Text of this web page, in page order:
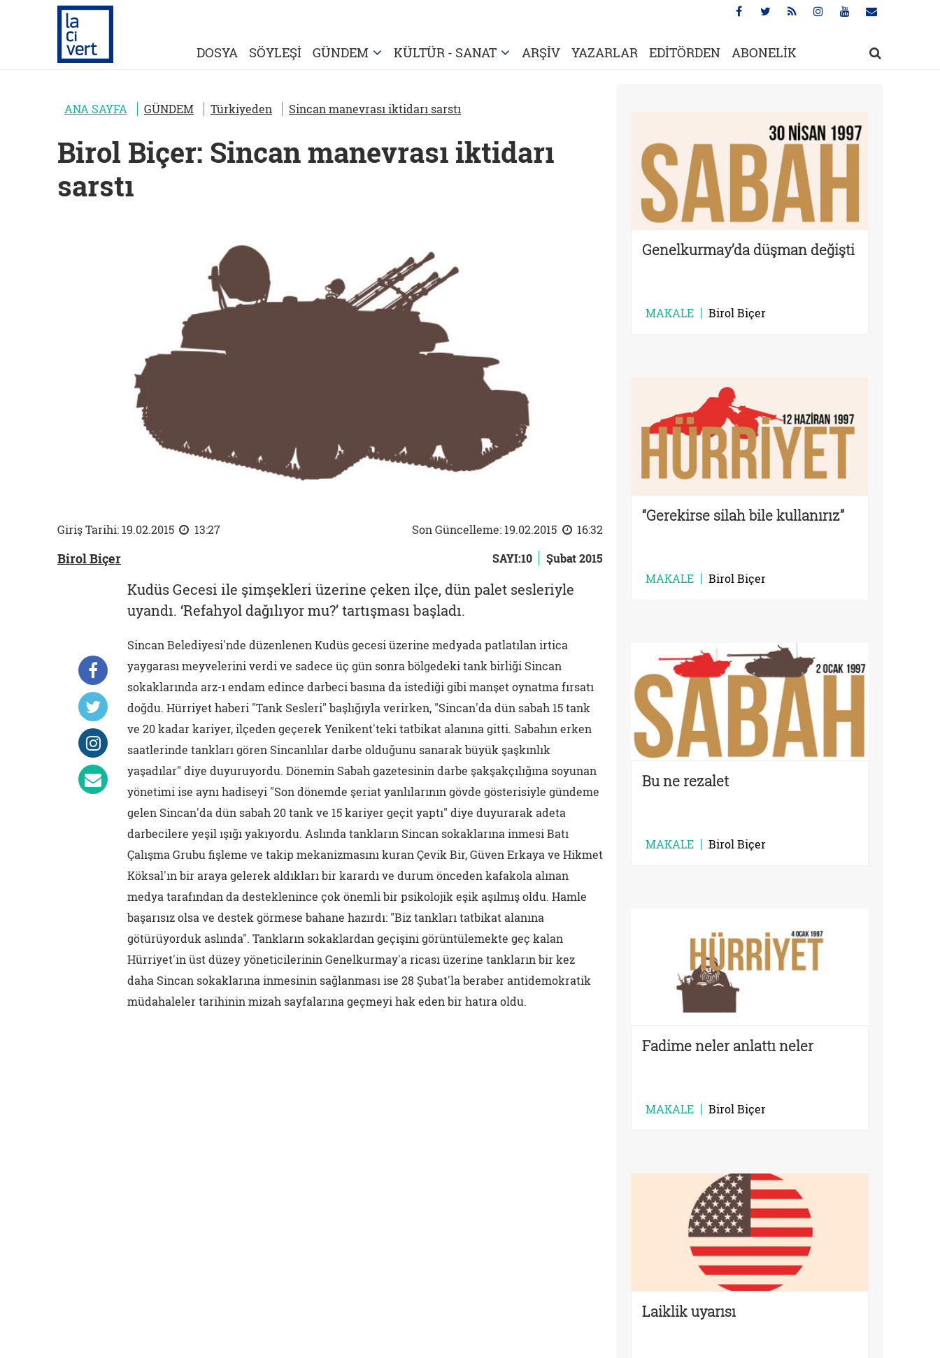
DOSYA SÖYLEŞİ GÜNDEM KÜLTÜR - SANAT ARŞİV YAZARLAR EDİTÖRDEN ABONELİK
ANA SAYFA GÜNDEM Türkiyeden Sincan manevrası iktidarı sarstı
Birol Biçer: Sincan manevrası iktidarı
sarstı
Giriş Tarihi: 19.02.2015 13:27 Son Güncelleme: 19.02.2015 16:32
Birol Biçer SAYI:10 Şubat 2015
Kudüs Gecesi ile şimşekleri üzerine çeken ilçe, dün palet sesleriyle
uyandı. ‘Refahyol dağılıyor mu?’ tartışması başladı.
Sincan Belediyesi'nde düzenlenen Kudüs gecesi üzerine medyada patlatılan irtica
yaygarası meyvelerini verdi ve sadece üç gün sonra bölgedeki tank birliği Sincan
sokaklarında arz-ı endam edince darbeci basına da istediği gibi manşet oynatma fırsatı
doğdu. Hürriyet haberi "Tank Sesleri" başlığıyla verirken, "Sincan'da dün sabah 15 tank
ve 20 kadar kariyer, ilçeden geçerek Yenikent'teki tatbikat alanına gitti. Sabahın erken
saatlerinde tankları gören Sincanlılar darbe olduğunu sanarak büyük şaşkınlık
yaşadılar" diye duyuruyordu. Dönemin Sabah gazetesinin darbe şakşakçılığına soyunan
yönetimi ise aynı hadiseyi "Son dönemde şeriat yanlılarının gövde gösterisiyle gündeme
gelen Sincan'da dün sabah 20 tank ve 15 kariyer geçit yaptı" diye duyurarak adeta
darbecilere yeşil ışığı yakıyordu. Aslında tankların Sincan sokaklarına inmesi Batı
Çalışma Grubu fişleme ve takip mekanizmasını kuran Çevik Bir, Güven Erkaya ve Hikmet
Köksal'ın bir araya gelerek aldıkları bir karardı ve durum önceden kafakola alınan
medya tarafından da desteklenince çok önemli bir psikolojik eşik aşılmış oldu. Hamle
başarısız olsa ve destek görmese bahane hazırdı: "Biz tankları tatbikat alanına
götürüyorduk aslında". Tankların sokaklardan geçişini görüntülemekte geç kalan
Hürriyet'in üst düzey yöneticilerinin Genelkurmay'a ricası üzerine tankların bir kez
daha Sincan sokaklarına inmesinin sağlanması ise 28 Şubat'la beraber antidemokratik
müdahaleler tarihinin mizah sayfalarına geçmeyi hak eden bir hatıra oldu.
Genelkurmay’da düşman değişti
MAKALE Birol Biçer
“Gerekirse silah bile kullanırız”
MAKALE Birol Biçer
Bu ne rezalet
MAKALE Birol Biçer
Fadime neler anlattı neler
MAKALE Birol Biçer
Laiklik uyarısı